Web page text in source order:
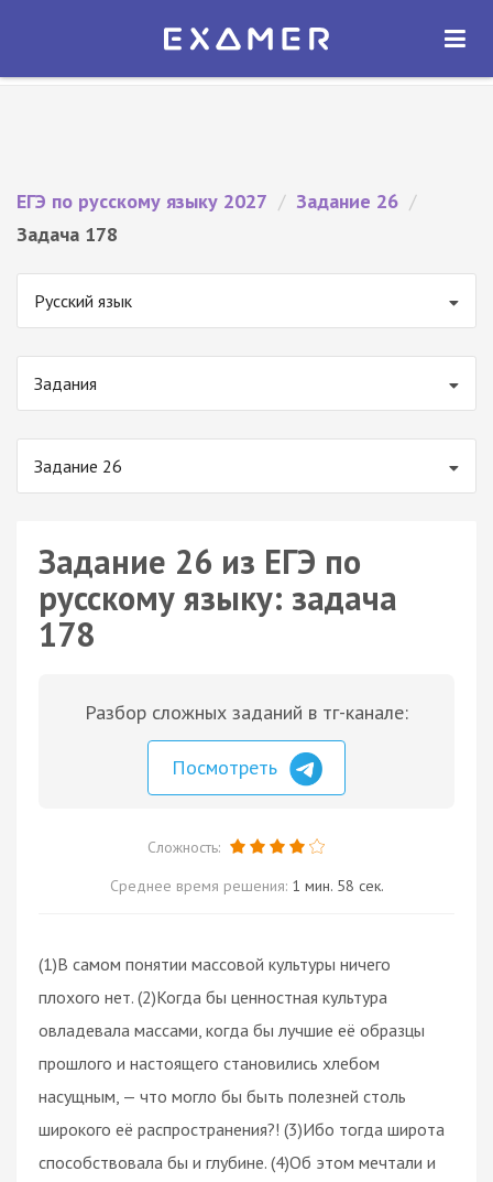
Экзамер — ЕГЭ 2027
ОТКРЫТЬ
ЕГЭ по русскому языку 2027 / Задание 26 /
Задача 178
Русский язык
Задания
Задание 26
Задание 26 из ЕГЭ по
русскому языку: задача
178
Разбор сложных заданий в тг-канале:
Посмотреть
Сложность:
Среднее время решения: 1 мин. 58 сек.
(1)В самом понятии массовой культуры ничего
плохого нет. (2)Когда бы ценностная культура
овладевала массами, когда бы лучшие её образцы
прошлого и настоящего становились хлебом
насущным, — что могло бы быть полезней столь
широкого её распространения?! (3)Ибо тогда широта
способствовала бы и глубине. (4)Об этом мечтали и